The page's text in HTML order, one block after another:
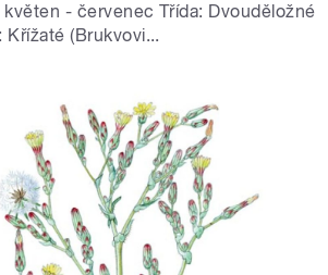
květen - červenec Třída: Dvouděložné
Křížaté (Brukvovi...